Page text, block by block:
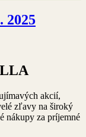
2025
akcií,
zľavy na široký
nákupy za príjemné